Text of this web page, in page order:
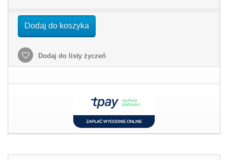
Dodaj do koszyka
Dodaj do listy życzeń